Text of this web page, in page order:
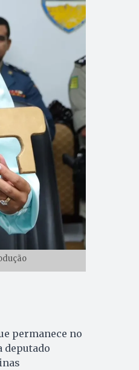
permanece no
deputado